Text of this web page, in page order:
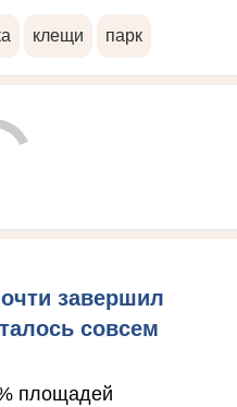
клещи парк
завершил
совсем
площадей